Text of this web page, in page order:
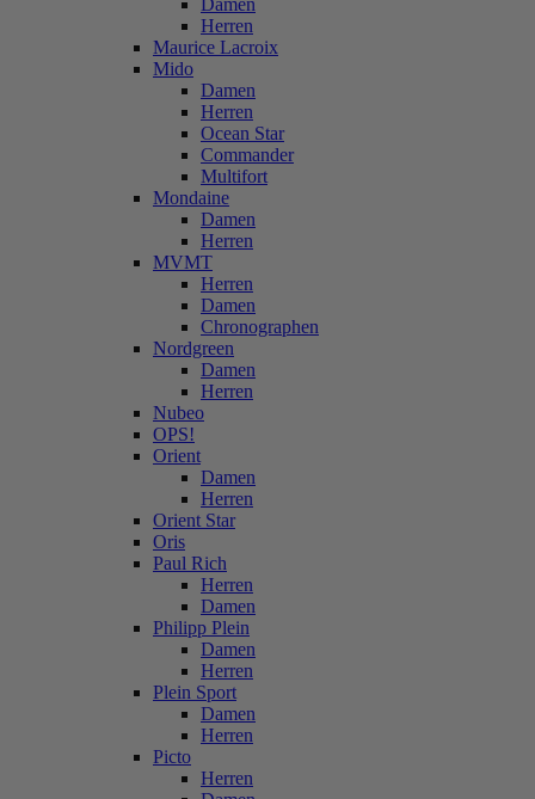
Damen
Herren
Maurice Lacroix
Mido
Damen
Herren
Ocean Star
Commander
Multifort
Mondaine
Damen
Herren
MVMT
Herren
Damen
Chronographen
Nordgreen
Damen
Herren
Nubeo
OPS!
Orient
Damen
Herren
Orient Star
Oris
Paul Rich
Herren
Damen
Philipp Plein
Damen
Herren
Plein Sport
Damen
Herren
Picto
Herren